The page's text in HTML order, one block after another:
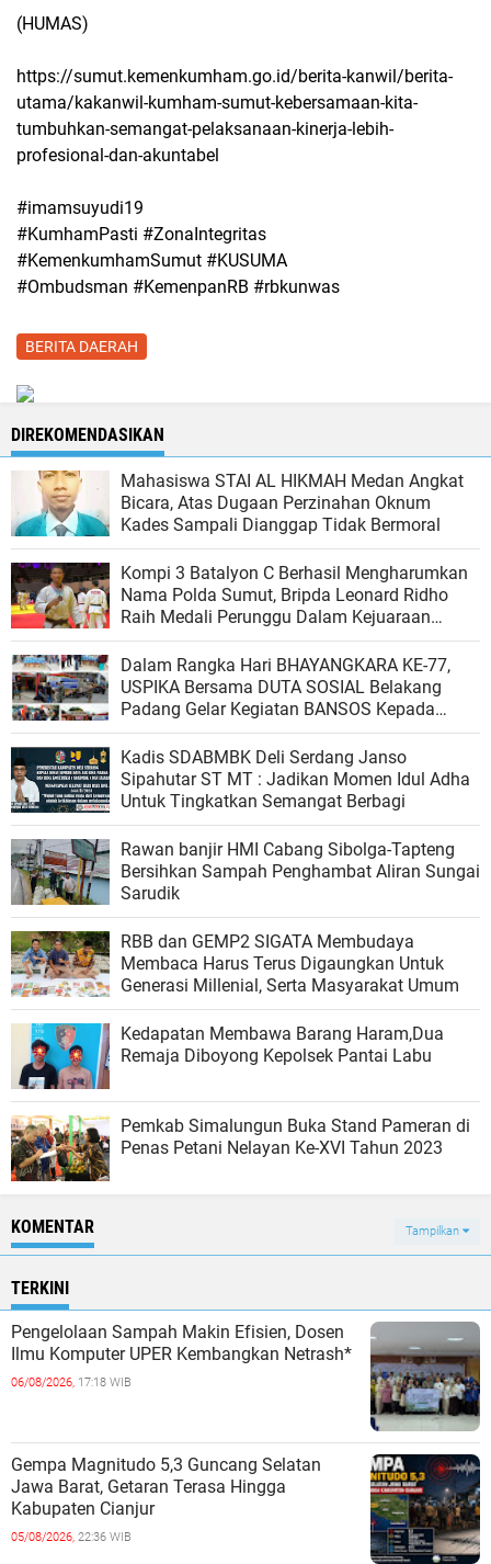
(HUMAS)
https://sumut.kemenkumham.go.id/berita-kanwil/berita-
utama/kakanwil-kumham-sumut-kebersamaan-kita-
tumbuhkan-semangat-pelaksanaan-kinerja-lebih-
profesional-dan-akuntabel
#imamsuyudi19
#KumhamPasti #ZonaIntegritas
#KemenkumhamSumut #KUSUMA
#Ombudsman #KemenpanRB #rbkunwas
BERITA DAERAH
DIREKOMENDASIKAN
Mahasiswa STAI AL HIKMAH Medan Angkat
Bicara, Atas Dugaan Perzinahan Oknum
Kades Sampali Dianggap Tidak Bermoral
Kompi 3 Batalyon C Berhasil Mengharumkan
Nama Polda Sumut, Bripda Leonard Ridho
Raih Medali Perunggu Dalam Kejuaraan
Kapolri Cup 2023
Dalam Rangka Hari BHAYANGKARA KE-77,
USPIKA Bersama DUTA SOSIAL Belakang
Padang Gelar Kegiatan BANSOS Kepada
Masyarakat Kurang Mampu.
Kadis SDABMBK Deli Serdang Janso
Sipahutar ST MT : Jadikan Momen Idul Adha
Untuk Tingkatkan Semangat Berbagi
Rawan banjir HMI Cabang Sibolga-Tapteng
Bersihkan Sampah Penghambat Aliran Sungai
Sarudik
RBB dan GEMP2 SIGATA Membudaya
Membaca Harus Terus Digaungkan Untuk
Generasi Millenial, Serta Masyarakat Umum
Kedapatan Membawa Barang Haram,Dua
Remaja Diboyong Kepolsek Pantai Labu
Pemkab Simalungun Buka Stand Pameran di
Penas Petani Nelayan Ke-XVI Tahun 2023
KOMENTAR Tampilkan
TERKINI
Pengelolaan Sampah Makin Efisien, Dosen
Ilmu Komputer UPER Kembangkan Netrash*
06/08/2026, 17:18 WIB
Gempa Magnitudo 5,3 Guncang Selatan
Jawa Barat, Getaran Terasa Hingga
Kabupaten Cianjur
05/08/2026, 22:36 WIB